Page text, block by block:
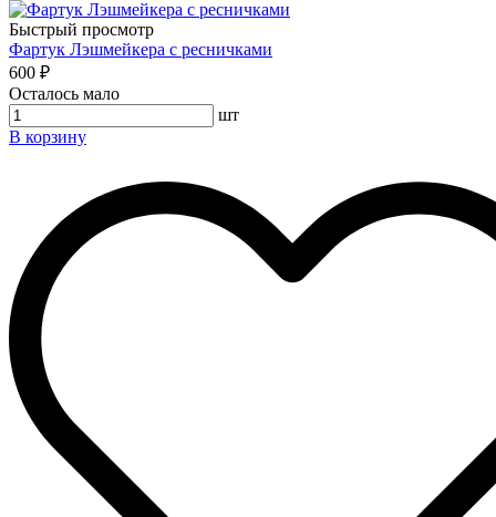
Быстрый просмотр
Фартук Лэшмейкера с ресничками
600 ₽
Осталось мало
шт
В корзину